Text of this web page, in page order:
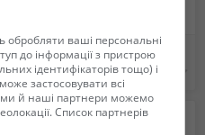
Не указана
ваші персональні
до інформації з пристрою
ідентифікаторів тощо) і
застосовувати всі
ми й наші партнери можемо
Список партнерів